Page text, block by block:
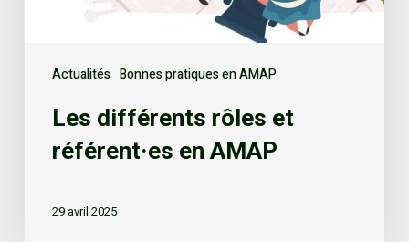
Actualités Bonnes pratiques en AMAP
Les différents rôles et
référent·es en AMAP
29 avril 2025